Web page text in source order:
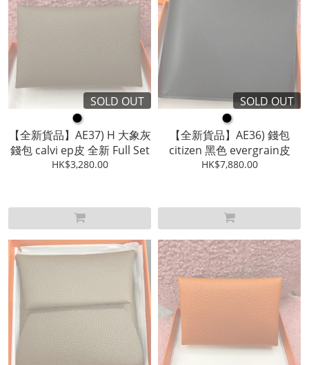
SOLD OUT
●
【全新貨品】AE37) H 大象灰
錢包 calvi ep皮 全新 Full Set
HK$3,280.00
SOLD OUT
●
【全新貨品】AE36) 錢包
citizen 黑色 evergrain皮
HK$7,880.00